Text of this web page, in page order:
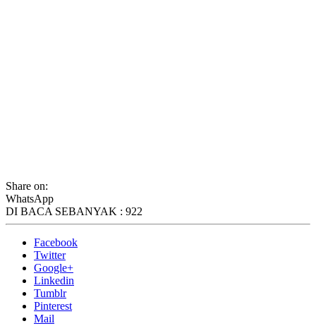
Share on:
WhatsApp
DI BACA SEBANYAK : 922
Facebook
Twitter
Google+
Linkedin
Tumblr
Pinterest
Mail